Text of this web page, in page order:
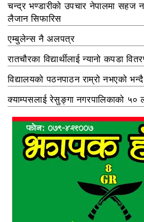
चन्द्र भण्डारीको उपचार नेपालमा सहज
लैजान सिफारिस
एम्बुलेन्स नै अलपत्र
रातचौरका विद्यार्थीलाई न्यानो कपडा
विद्यालयको पठनपाठन राम्रो नभएको
क्याम्पसलाई रेसुङ्गा नगरपालिकाको ५०